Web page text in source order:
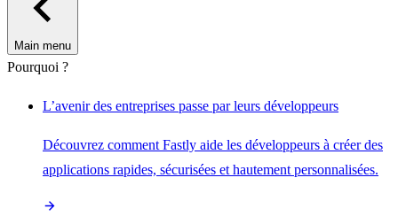
Main menu
Pourquoi ?
L’avenir des entreprises passe par leurs développeurs
Découvrez comment Fastly aide les développeurs à créer des
applications rapides, sécurisées et hautement personnalisées.